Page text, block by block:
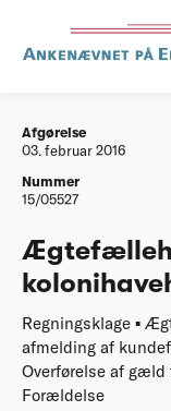
Afgørelser
Afgørelse
03. februar 2016
Nummer
15/05527
Regningsklage ▪
afmelding af
Overførelse af gæld
Forældelse